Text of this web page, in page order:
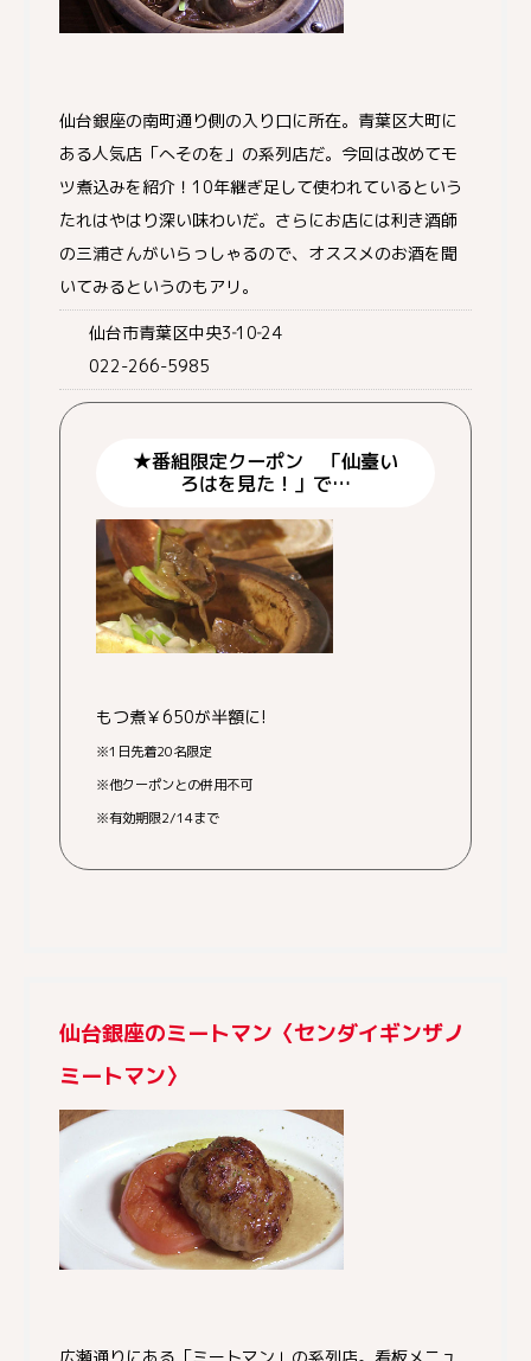
仙台銀座の南町通り側の入り口に所在。青葉区大町に
ある人気店「へそのを」の系列店だ。今回は改めてモ
ツ煮込みを紹介！10年継ぎ足して使われているという
たれはやはり深い味わいだ。さらにお店には利き酒師
の三浦さんがいらっしゃるので、オススメのお酒を聞
いてみるというのもアリ。
仙台市青葉区中央3‐10‐24
022-266-5985
★番組限定クーポン 「仙臺い
ろはを見た！」で…
もつ煮￥650が半額に!
※1日先着20名限定
※他クーポンとの併用不可
※有効期限2/14まで
仙台銀座のミートマン〈センダイギンザノ
ミートマン〉